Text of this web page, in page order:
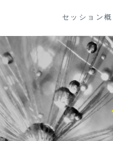
テ
ン
ツ
に
ス
キ
ッ
セッション